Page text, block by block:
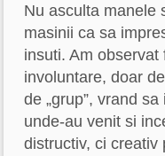
Nu asculta manele
masinii ca sa
insuti. Am
involuntare, doar
de „grup”, vrand
unde-au venit si
distructiv, ci creativ